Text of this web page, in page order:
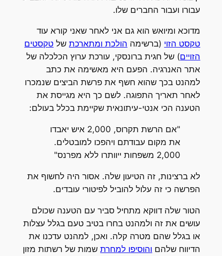
עבורו ועבור החברים שלו.
מדוכא ומיואש הוא גם אני לאחר שאני קורא עוד
טקסט הזוי (ברשימה הולכת ומתארכתשל טקסטים
הזויים) של חגית ברונסקי, עורכת ערוץ הכלכלה של
אתר האנרגיה. הפעם היא מאשימה את כתב
למהנט בכך שהוא חשף את פרשת הביצים שנמכרו
לאחר תאריך התפוגה. לשם כך היא מגייסת את
הטענה הכי אנטי-עיתונאית שקיימת בכלל בעולם:
"אם הרשת תקרוס, 2,000 איש יאבדו
את מקום עבודתם ויהפכו למובטלים.
2,000 משפחות ייוותרו ללא מפרנס"
לא ברצינות, זה הטיעון שלה. אסור היה לחשוף את
הפרשה כי זה עלול להוביל לפיטורי עובדים.
הטור שלה דווקא מתחיל סביר עם הטענה שכולם
עושים את זה ולמהנט בחרו בטיב טעם בגלל עצלות
או בגלל שהם מטרה קלה. ואכן, למהנט עדכנו את
הדיווח שלהם והוסיפו למחרתשמות של רשתות מזון